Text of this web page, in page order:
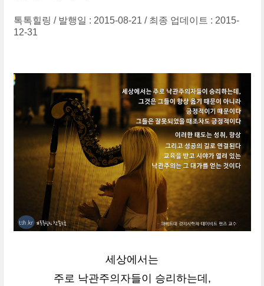
톡톡힐링 발행일 : 2015-08-21
최종 업데이트 : 2015-
12-31
세상에서는
주로 낙관주의자들이 승리하는데,